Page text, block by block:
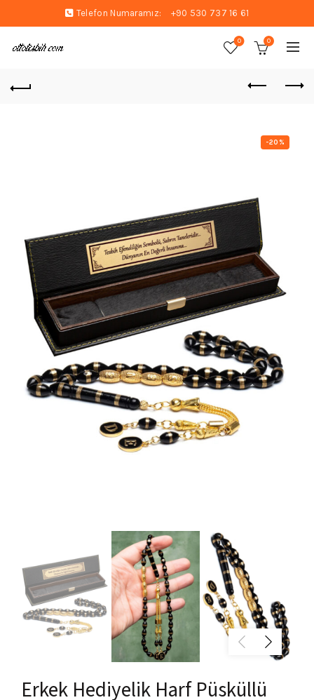
Telefon Numaramız: +90 530 737 16 61
0 0
-20%
Erkek Hediyelik Harf Püsküllü